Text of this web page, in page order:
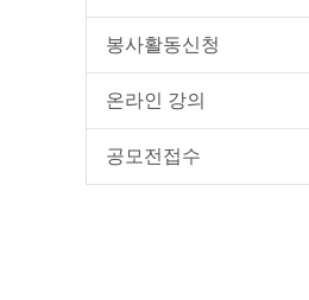
봉사활동신청
온라인 강의
공모전접수